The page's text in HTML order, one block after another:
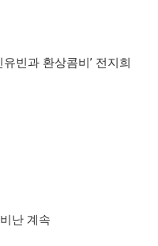
빈과 환상콤비’ 전지희
난 계속